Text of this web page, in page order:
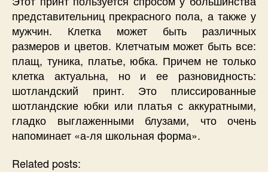
представительниц прекрасного пола, а также у
мужчин. Клетка может быть различных
размеров и цветов. Клетчатым может быть все:
плащ, туника, платье, юбка. Причем не только
клетка актуальна, но и ее разновидность:
шотландский принт. Это плиссированные
шотландские юбки или платья с аккуратными,
гладко выглаженными блузами, что очень
напоминает «а-ля школьная форма».
Related posts: